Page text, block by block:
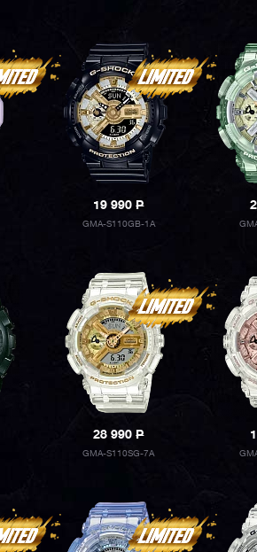
19 990P
GMA-S110GB-1A
28 990P
GMA-S110SG-7A